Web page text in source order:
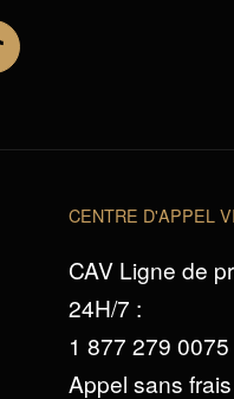
CENTRE D'APPEL
CAV Ligne de
24H/7 :
1 877 279 0075
Appel sans frais